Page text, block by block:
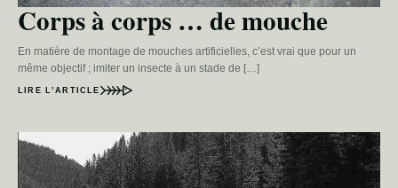
Corps à corps … de mouche
En matière de montage de mouches artificielles, c’est vrai que pour un
même objectif ; imiter un insecte à un stade de […]
LIRE L’ARTICLE